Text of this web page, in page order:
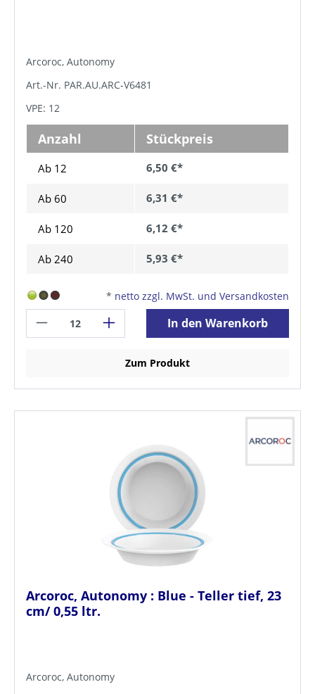
Arcoroc, Autonomy
Art.-Nr. PAR.AU.ARC-V6481
VPE: 12
Anzahl Stückpreis
Ab 12 6,50 €*
Ab 60 6,31 €*
Ab 120 6,12 €*
Ab 240 5,93 €*
* netto zzgl. MwSt. und Versandkosten
In den Warenkorb
Zum Produkt
Arcoroc, Autonomy : Blue - Teller tief, 23
cm/ 0,55 ltr.
Arcoroc, Autonomy